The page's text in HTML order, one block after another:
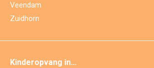
Veendam
Zuidhorn
Kinderopvang in…